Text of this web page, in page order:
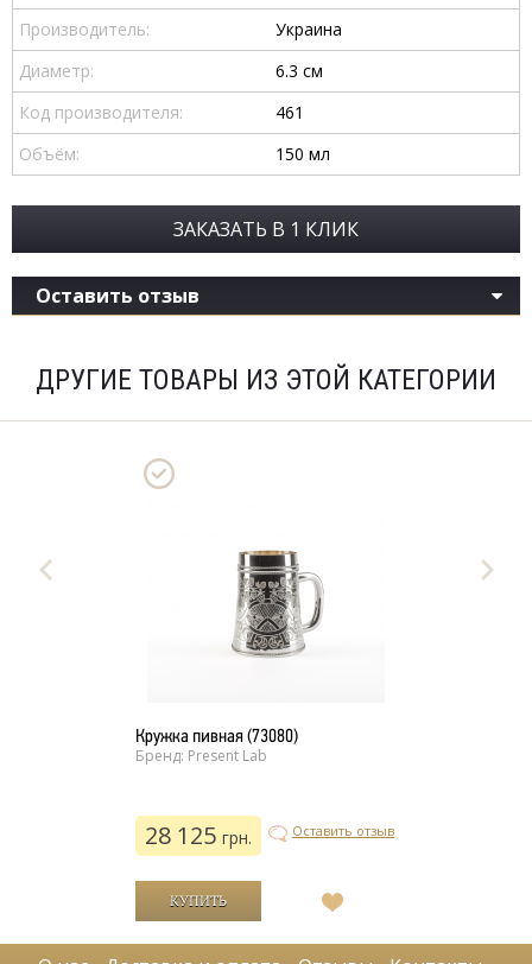
Производитель:
Украина
Диаметр:
6.3 см
Код производителя:
461
Объём:
150 мл
ЗАКАЗАТЬ В 1 КЛИК
Оставить отзыв
ДРУГИЕ ТОВАРЫ ИЗ ЭТОЙ КАТЕГОРИИ
Кружка пивная (73080)
Бренд: Present Lab
28 125 грн. Оставить отзыв